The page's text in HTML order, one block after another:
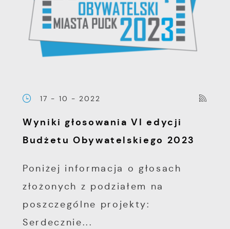
17 - 10 - 2022
Wyniki głosowania VI edycji
Budżetu Obywatelskiego 2023
Poniżej informacja o głosach
złożonych z podziałem na
poszczególne projekty:
Serdecznie...